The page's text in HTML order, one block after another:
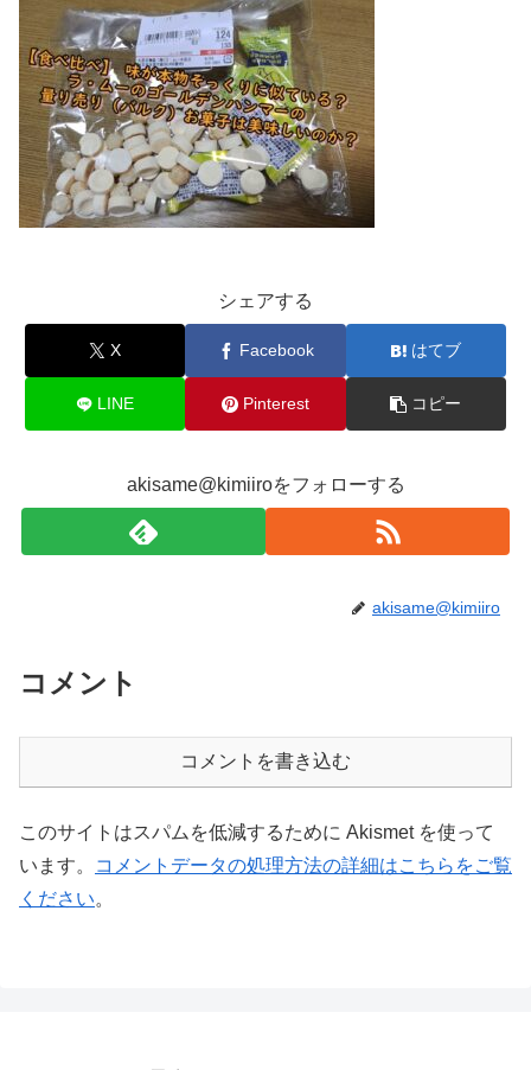
シェアする
X Facebook はてブ
LINE Pinterest コピー
akisame@kimiiroをフォローする
akisame@kimiiro
コメント
コメントを書き込む
このサイトはスパムを低減するために Akismet を使って
います。
コメントデータの処理方法の詳細はこちらをご覧
ください。